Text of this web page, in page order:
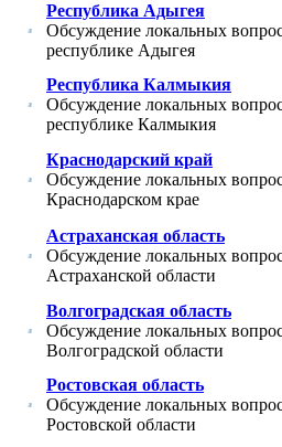
Республика Адыгея
Обсуждение локальных
республике Адыгея
Республика Калмыкия
Обсуждение локальных
республике Калмыкия
Краснодарский край
Обсуждение локальных
Краснодарском крае
Астраханская область
Обсуждение локальных
Астраханской области
Волгоградская область
Обсуждение локальных
Волгоградской области
Ростовская область
Обсуждение локальных
Ростовской области